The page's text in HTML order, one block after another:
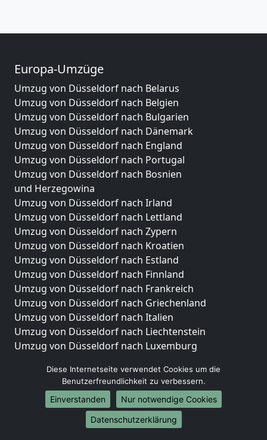
Europa-Umzüge
Umzug von Düsseldorf nach Belarus
Umzug von Düsseldorf nach Belgien
Umzug von Düsseldorf nach Bulgarien
Umzug von Düsseldorf nach Dänemark
Umzug von Düsseldorf nach England
Umzug von Düsseldorf nach Portugal
Umzug von Düsseldorf nach Bosnien
und Herzegowina
Umzug von Düsseldorf nach Irland
Umzug von Düsseldorf nach Lettland
Umzug von Düsseldorf nach Zypern
Umzug von Düsseldorf nach Kroatien
Umzug von Düsseldorf nach Estland
Umzug von Düsseldorf nach Finnland
Umzug von Düsseldorf nach Frankreich
Umzug von Düsseldorf nach Griechenland
Umzug von Düsseldorf nach Italien
Umzug von Düsseldorf nach Liechtenstein
Umzug von Düsseldorf nach Luxemburg
Umzug von Düsseldorf nach Norwegen
Umzüge-Deutschlandweit
Umzug von Düsseldorf nach Berlin
Umzug von Düsseldorf nach Hamburg
Diese Internetseite verwendet Cookies um die
Benutzerfreundlichkeit zu verbessern.
Einverstanden
Nur notwendige Cookies
Datenschutzerklärung